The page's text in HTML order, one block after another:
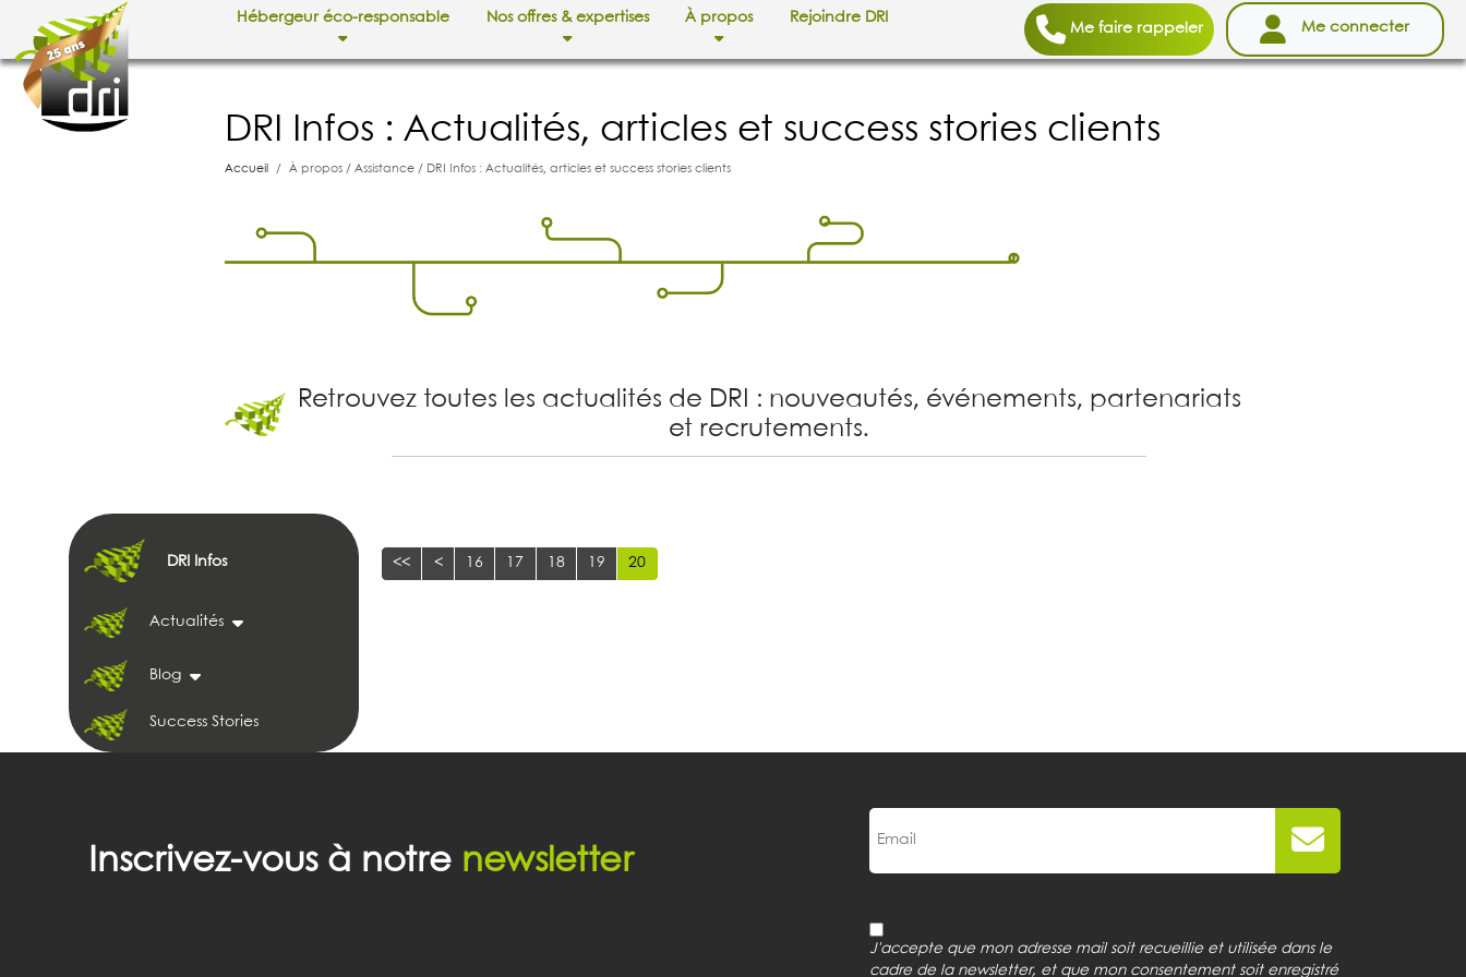
Hébergeur éco-responsable Nos offres & expertises À propos Rejoindre DRI
Me faire rappeler Me connecter
DRI Infos : Actualités, articles et success stories clients
Accueil À propos / Assistance / DRI Infos : Actualités, articles et success stories clients
Retrouvez toutes les actualités de DRI : nouveautés, événements, partenariats
et recrutements.
DRI Infos
Actualités
Blog
Success Stories
<< < 16 17 18 19 20
Inscrivez-vous à notre newsletter
J'accepte que mon adresse mail soit recueillie et utilisée dans le
cadre de la newsletter, et que mon consentement soit enregistré